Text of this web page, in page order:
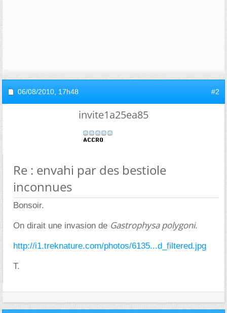
06/08/2010, 17h48 #2
invite1a25ea85
Re : envahi par des bestiole
inconnues
Bonsoir.
On dirait une invasion de Gastrophysa polygoni.
http://i1.treknature.com/photos/6135...d_filtered.jpg
T.